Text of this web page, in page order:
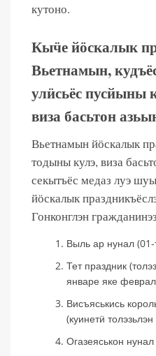
кутоно.
Кыӵе йӧскалык
Вьетнамын,
улӥсьёс пусйыны
виза басьтон
Вьетнамын йӧскалык
тодыны кулэ, виза
секытъёс медаз луэ
йӧскалык
Гонконглэн
Выль ар нунал
Тет праздник
январе яке
Висъяськись
(куинетӥ
Огазеяськон